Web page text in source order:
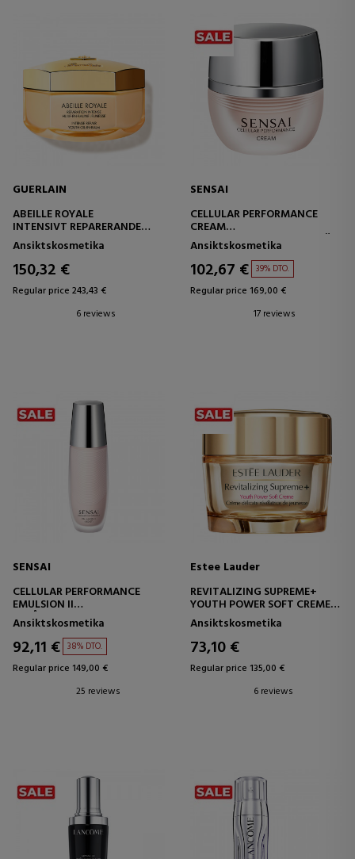
GUERLAIN
ABEILLE ROYALE
INTENSIVT REPARERANDE
UNGDOMSBALSAMOLJA
Ansiktskosmetika
150,32 €
Regular price 243,43 €
6 reviews
SENSAI
CELLULAR PERFORMANCE
CREAM
INTENSIVBEHANDLINGSKRÄM
FÖR TORR HUD
Ansiktskosmetika
102,67 € 39% DTO.
Regular price 169,00 €
17 reviews
SENSAI
CELLULAR PERFORMANCE
EMULSION II
RIK ÅTERFUKTANDE
EMULSION
Ansiktskosmetika
92,11 € 38% DTO.
Regular price 149,00 €
25 reviews
Estee Lauder
REVITALIZING SUPREME+
YOUTH POWER SOFT CREME
MOISTURIZER
ANTI-AGING KRÄM
Ansiktskosmetika
73,10 €
Regular price 135,00 €
6 reviews